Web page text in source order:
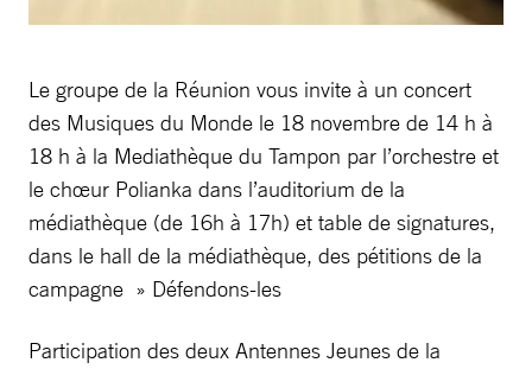
Le groupe de la Réunion vous invite à un concert
des Musiques du Monde le 18 novembre de 14 h à
18 h à la Mediathèque du Tampon par l’orchestre et
le chœur Polianka dans l’auditorium de la
médiathèque (de 16h à 17h) et table de signatures,
dans le hall de la médiathèque, des pétitions de la
campagne » Défendons-les
Participation des deux Antennes Jeunes de la